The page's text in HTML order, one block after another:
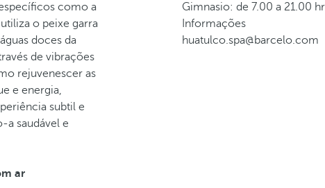
como a
utiliza o peixe garra
doces da
de vibrações
rejuvenescer as
e energia,
subtil e
a saudável e
ar
Gimnasio: de 7.00 a 21.00
Informações
huatulco.spa@barcelo.com